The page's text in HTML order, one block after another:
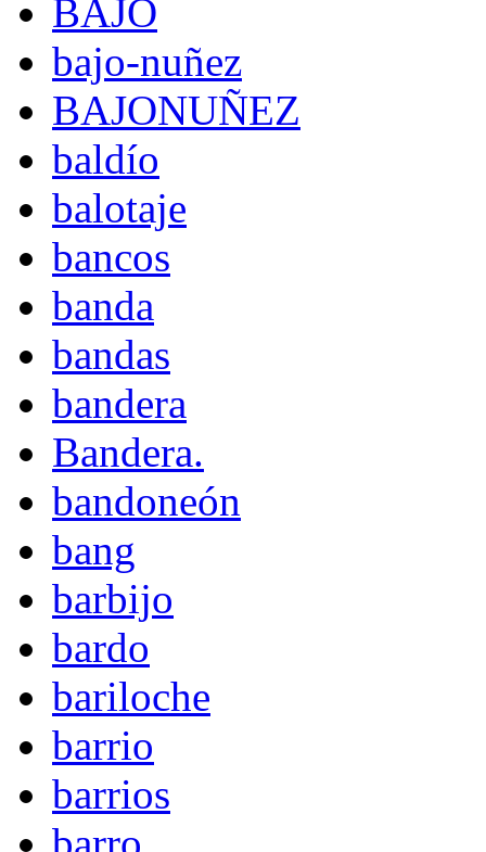
BAJO
bajo-nuñez
BAJONUÑEZ
baldío
balotaje
bancos
banda
bandas
bandera
Bandera.
bandoneón
bang
barbijo
bardo
bariloche
barrio
barrios